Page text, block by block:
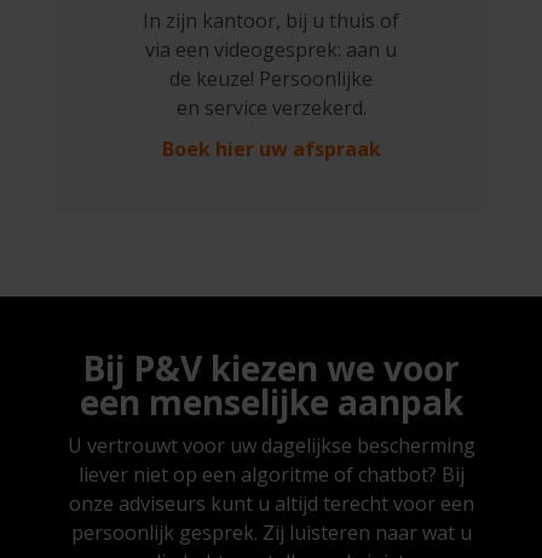
In zijn kantoor, bij u thuis of
via een videogesprek: aan u
de keuze! Persoonlijke
en service verzekerd.
Boek hier uw afspraak
Bij P&V kiezen we voor
een menselijke aanpak
U vertrouwt voor uw dagelijkse bescherming
liever niet op een algoritme of chatbot? Bij
onze adviseurs kunt u altijd terecht voor een
persoonlijk gesprek. Zij luisteren naar wat u